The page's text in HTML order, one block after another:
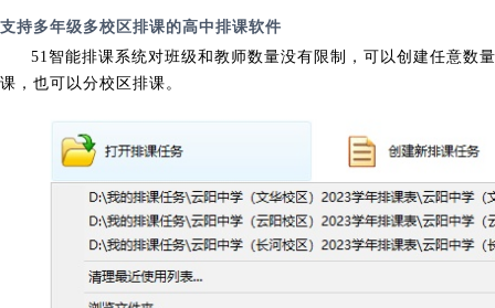
支持多年级多校区排课的高中排课软件
51智能排课系统对班级和教师数量没有限制，可以创建任意数
课，也可以分校区排课。